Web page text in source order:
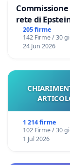
rete di
Files
205 firme
142 Firme / 30
24 Jun 2026
1 214 firme
102 Firme / 30
1 Jul 2026